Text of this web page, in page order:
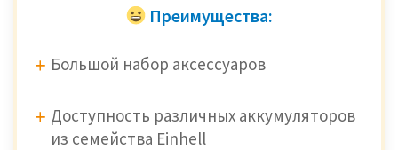
Преимущества:
Большой набор аксессуаров
Доступность различных аккумуляторов
из семейства Einhell